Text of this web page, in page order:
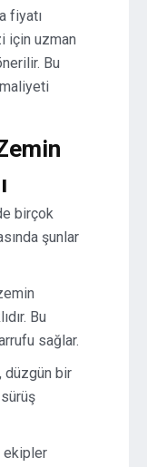
fiyatı
için uzman
Bu
birçok
şunlar
Bu
sağlar.
düzgün bir
ekipler